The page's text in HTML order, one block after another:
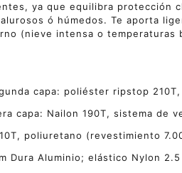
ya que equilibra protección
ó húmedos. Te aporta
(nieve intensa o temperaturas
capa: poliéster ripstop
capa: Nailon 190T, sistema de
poliuretano (revestimiento
Dura Aluminio; elástico Nylon 2.5